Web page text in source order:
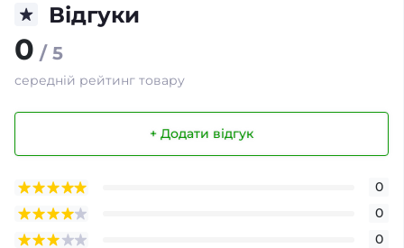
Відгуки
0 / 5
середній рейтинг товару
+ Додати відгук
0
0
0